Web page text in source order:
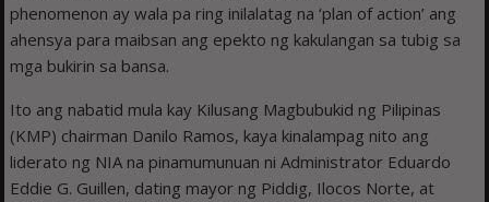
phenomenon ay wala pa ring inilalatag na ‘plan of action’ ang
ahensya para maibsan ang epekto ng kakulangan sa tubig sa
mga bukirin sa bansa.
Ito ang nabatid mula kay Kilusang Magbubukid ng Pilipinas
(KMP) chairman Danilo Ramos, kaya kinalampag nito ang
liderato ng NIA na pinamumunuan ni Administrator Eduardo
Eddie G. Guillen, dating mayor ng Piddig, Ilocos Norte, at